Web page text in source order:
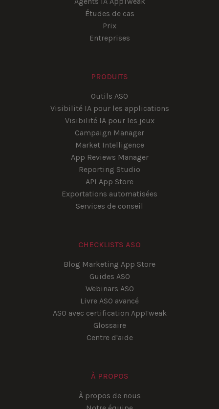
Études de cas
Prix
Entreprises
PRODUITS
Outils ASO
Visibilité IA pour les applications
Visibilité IA pour les jeux
Campaign Manager
Market Intelligence
App Reviews Manager
Reporting Studio
API App Store
Exportations automatisées
Services de conseil
CHECKLISTS ASO
Blog Marketing App Store
Guides ASO
Webinars ASO
Livre ASO avancé
ASO avec certification AppTweak
Glossaire
Centre d'aide
À PROPOS
À propos de nous